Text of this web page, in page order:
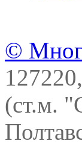
©
(ст.м.